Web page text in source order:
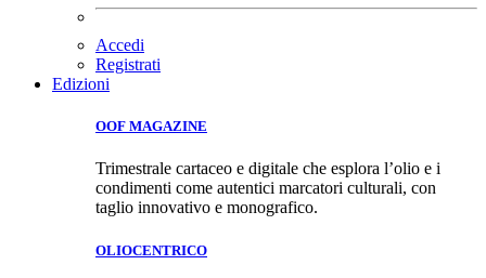
Accedi
Registrati
Edizioni
OOF MAGAZINE
Trimestrale cartaceo e digitale che esplora l’olio e i
condimenti come autentici marcatori culturali, con
taglio innovativo e monografico.
OLIOCENTRICO